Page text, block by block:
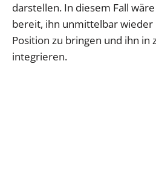
darstellen. In diesem Fall
bereit, ihn unmittelbar
Position zu bringen und ihn in
integrieren.